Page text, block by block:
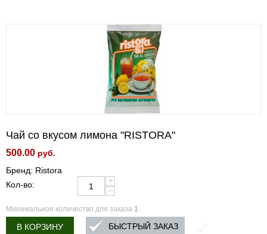
Чай со вкусом лимона "RISTORA"
500.00 руб.
Бренд: Ristora
Кол-во:
+
−
Минимальное количество для заказа 1.
В КОРЗИНУ БЫСТРЫЙ ЗАКАЗ